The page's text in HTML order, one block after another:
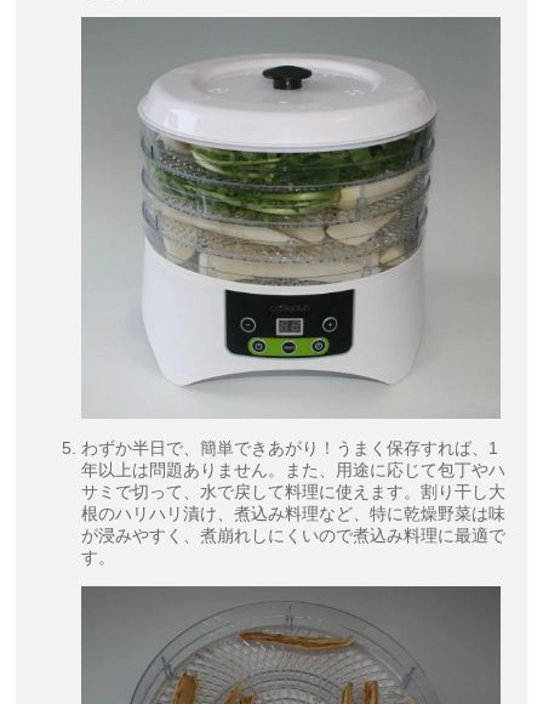
わずか半日で、簡単できあがり！うまく保存すれば、1
年以上は問題ありません。また、用途に応じて包丁やハ
サミで切って、水で戻して料理に使えます。割り干し大
根のハリハリ漬け、煮込み料理など、特に乾燥野菜は味
が浸みやすく、煮崩れしにくいので煮込み料理に最適で
す。